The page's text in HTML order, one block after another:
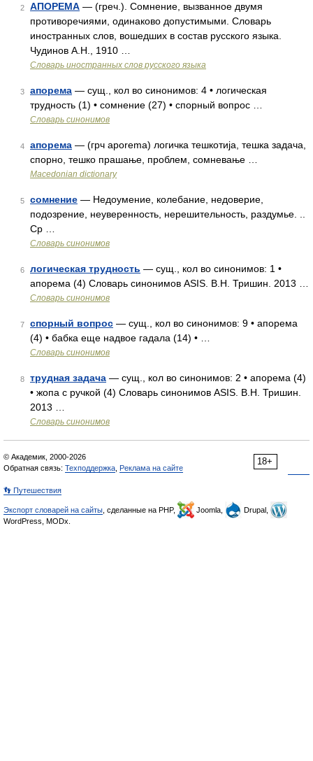
2 АПОРЕМА — (греч.). Сомнение, вызванное двумя
противоречиями, одинаково допустимыми. Словарь
иностранных слов, вошедших в состав русского языка.
Чудинов А.Н., 1910 …
Словарь иностранных слов русского языка
3 апорема — сущ., кол во синонимов: 4 • логическая
трудность (1) • сомнение (27) • спорный вопрос …
Словарь синонимов
4 апорема — (грч aporema) логичка тешкотија, тешка задача,
спорно, тешко прашање, проблем, сомневање …
Macedonian dictionary
5 сомнение — Недоумение, колебание, недоверие,
подозрение, неуверенность, нерешительность, раздумье. ..
Ср …
Словарь синонимов
6 логическая трудность — сущ., кол во синонимов: 1 •
апорема (4) Словарь синонимов ASIS. В.Н. Тришин. 2013 …
Словарь синонимов
7 спорный вопрос — сущ., кол во синонимов: 9 • апорема
(4) • бабка еще надвое гадала (14) • …
Словарь синонимов
8 трудная задача — сущ., кол во синонимов: 2 • апорема (4)
• жопа с ручкой (4) Словарь синонимов ASIS. В.Н. Тришин.
2013 …
Словарь синонимов
18+
© Академик, 2000-2026
Обратная связь: Техподдержка Реклама на сайте
👣 Путешествия
Экспорт словарей на сайты , сделанные на PHP, Joomla,
Drupal,
WordPress, MODx.